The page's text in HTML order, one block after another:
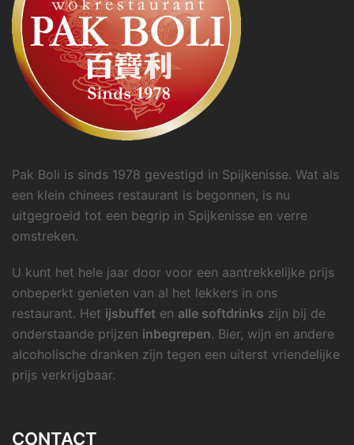
Pak Boli is sinds 1978 gevestigd in Spijkenisse. Wat als
een klein chinees restaurant is begonnen, is nu
uitgegroeid tot een begrip in Spijkenisse en verre
omstreken.
U kunt het hele jaar door voor een aantrekkelijke prijs
onbeperkt genieten van al het lekkers in ons
restaurant. Het ijsbuffet en alle softdrinks zijn bij de
onderstaande prijzen inbegrepen. Bier, wijn en andere
alcoholische dranken zijn tegen een uiterst vriendelijke
prijs verkrijgbaar.
CONTACT